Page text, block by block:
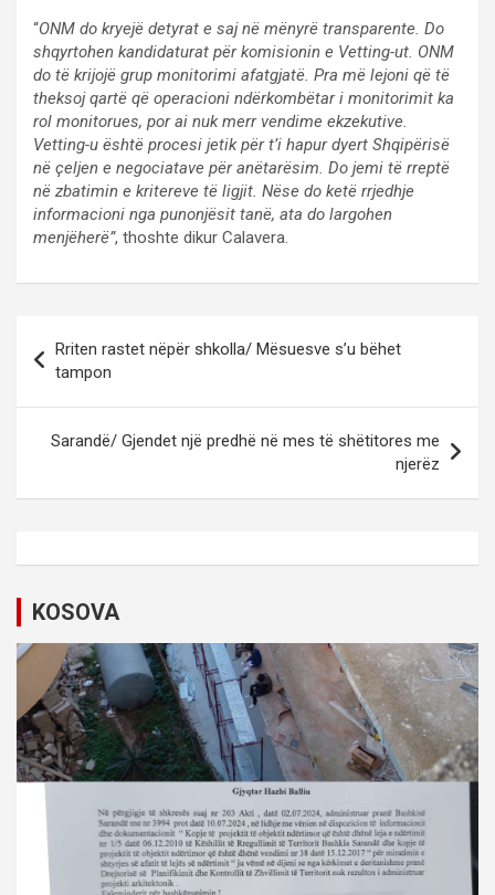
“ONM do kryejë detyrat e saj në mënyrë transparente. Do
shqyrtohen kandidaturat për komisionin e Vetting-ut. ONM
do të krijojë grup monitorimi afatgjatë. Pra më lejoni që të
theksoj qartë që operacioni ndërkombëtar i monitorimit ka
rol monitorues, por ai nuk merr vendime ekzekutive.
Vetting-u është procesi jetik për t’i hapur dyert Shqipërisë
në çeljen e negociatave për anëtarësim. Do jemi të rreptë
në zbatimin e kritereve të ligjit. Nëse do ketë rrjedhje
informacioni nga punonjësit tanë, ata do largohen
menjëherë”, thoshte dikur Calavera.
s
a
a
i
o
n
Rriten rastet nëpër shkolla/ Mësuesve s’u bëhet
tampon
Sarandë/ Gjendet një predhë në mes të shëtitores me
njerëz
KOSOVA